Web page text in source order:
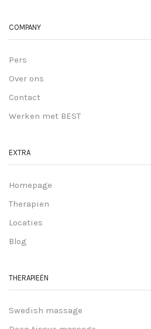
COMPANY
Pers
Over ons
Contact
Werken met BEST
EXTRA
Homepage
Therapien
Locaties
Blog
THERAPIEËN
Swedish massage